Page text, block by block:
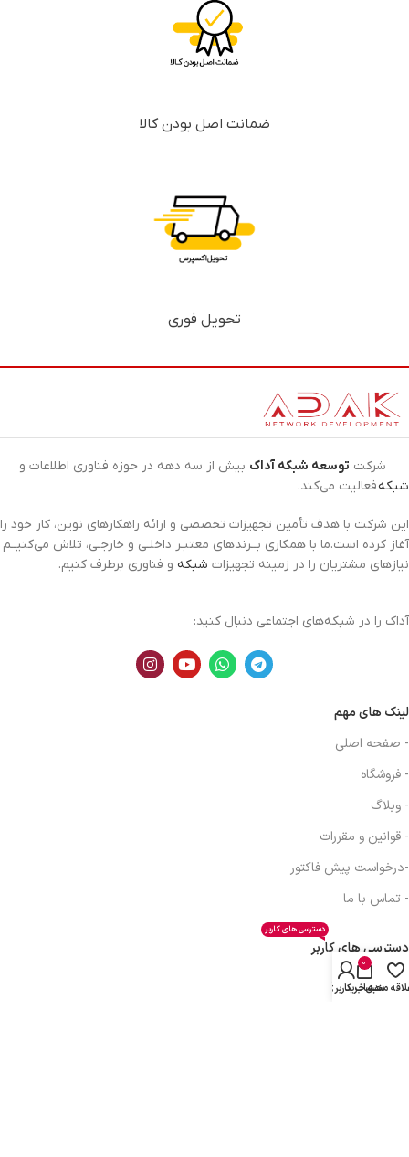
ضمانت اصل بودن کالا
تحویل فوری
شرکت توسعه شبکه آداک بیش از سه دهه در حوزه فناوری اطلاعات و
شبکهفعالیت می‌کند.
این شرکت با هدف تأمین تجهیزات تخصصی و ارائه راهکارهای نوین، کار خود را
آغاز کرده است.ما با همکاری بــرندهای معتبـر داخلـی و خارجـی، تلاش می‌کنیــم
نیازهای مشتریان را در زمینه تجهیزات شبکه و فناوری برطرف کنیم.
آداک را در شبکه‌های اجتماعی دنبال کنید:
لینک های مهم
- صفحه اصلی
- فروشگاه
- وبلاگ
- قوانین و مقررات
-درخواست پیش فاکتور
- تماس با ما
دسترسی های کاربر
دسترسی های کاربر
- حساب کاربری
مندی
0
سبد خرید
حساب کاربری من